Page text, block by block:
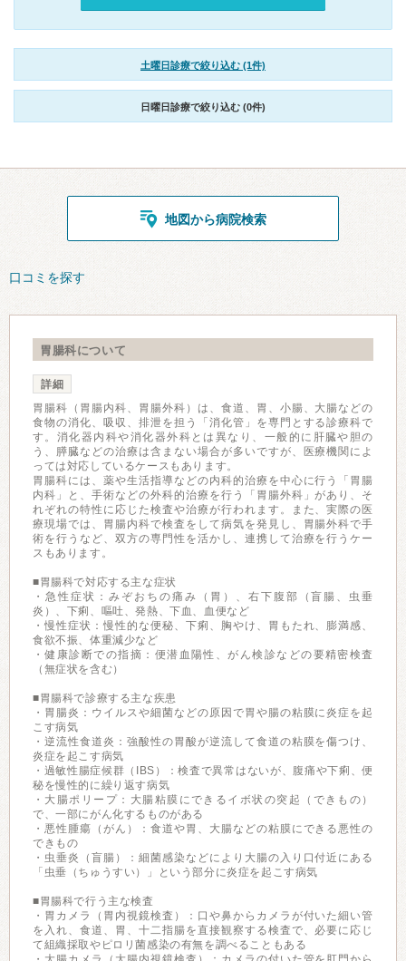
土曜日診療で絞り込む (1件)
日曜日診療で絞り込む (0件)
地図から病院検索
口コミを探す
胃腸科について
詳細
胃腸科（胃腸内科、胃腸外科）は、食道、胃、小腸、大腸などの
食物の消化、吸収、排泄を担う「消化管」を専門とする診療科で
す。消化器内科や消化器外科とは異なり、一般的に肝臓や胆の
う、膵臓などの治療は含まない場合が多いですが、医療機関によ
っては対応しているケースもあります。
胃腸科には、薬や生活指導などの内科的治療を中心に行う「胃腸
内科」と、手術などの外科的治療を行う「胃腸外科」があり、そ
れぞれの特性に応じた検査や治療が行われます。また、実際の医
療現場では、胃腸内科で検査をして病気を発見し、胃腸外科で手
術を行うなど、双方の専門性を活かし、連携して治療を行うケー
スもあります。
■胃腸科で対応する主な症状
・急性症状：みぞおちの痛み（胃）、右下腹部（盲腸、虫垂
炎）、下痢、嘔吐、発熱、下血、血便など
・慢性症状：慢性的な便秘、下痢、胸やけ、胃もたれ、膨満感、
食欲不振、体重減少など
・健康診断での指摘：便潜血陽性、がん検診などの要精密検査
（無症状を含む）
■胃腸科で診療する主な疾患
・胃腸炎：ウイルスや細菌などの原因で胃や腸の粘膜に炎症を起
こす病気
・逆流性食道炎：強酸性の胃酸が逆流して食道の粘膜を傷つけ、
炎症を起こす病気
・過敏性腸症候群（IBS）：検査で異常はないが、腹痛や下痢、便
秘を慢性的に繰り返す病気
・大腸ポリープ：大腸粘膜にできるイボ状の突起（できもの）
で、一部にがん化するものがある
・悪性腫瘍（がん）：食道や胃、大腸などの粘膜にできる悪性の
できもの
・虫垂炎（盲腸）：細菌感染などにより大腸の入り口付近にある
「虫垂（ちゅうすい）」という部分に炎症を起こす病気
■胃腸科で行う主な検査
・胃カメラ（胃内視鏡検査）：口や鼻からカメラが付いた細い管
を入れ、食道、胃、十二指腸を直接観察する検査で、必要に応じ
て組織採取やピロリ菌感染の有無を調べることもある